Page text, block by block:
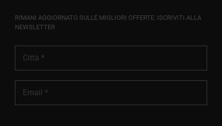
RIMANI AGGIORNATO SULLE MIGLIORI OFFERTE: ISCRIVITI ALLA
NEWSLETTER